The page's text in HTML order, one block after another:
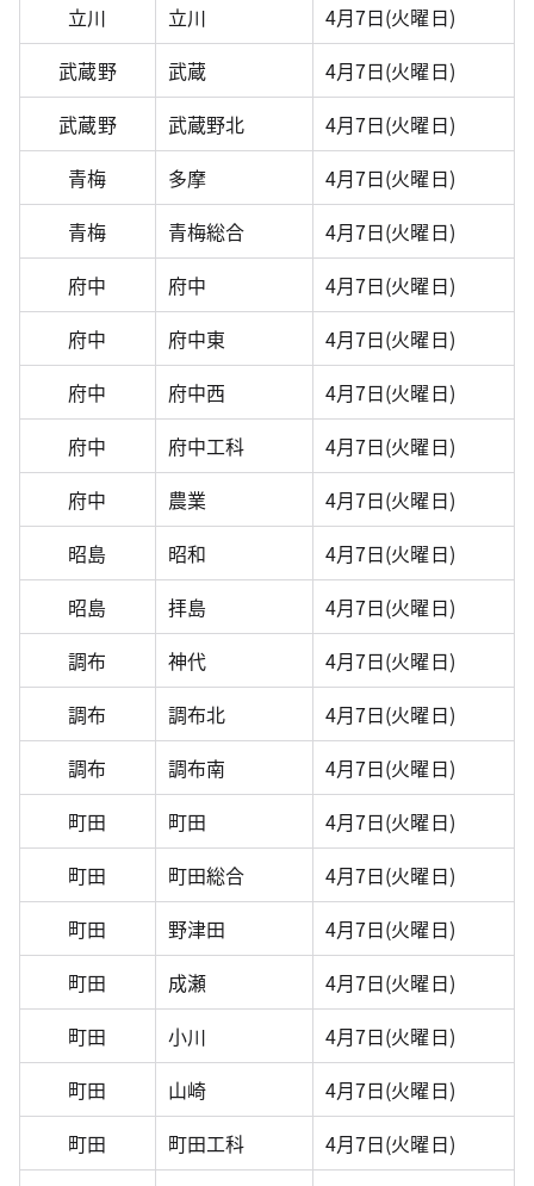
立川
立川
4月7日(火曜日)
武蔵野
武蔵
4月7日(火曜日)
武蔵野
武蔵野北
4月7日(火曜日)
青梅
多摩
4月7日(火曜日)
青梅
青梅総合
4月7日(火曜日)
府中
府中
4月7日(火曜日)
府中
府中東
4月7日(火曜日)
府中
府中西
4月7日(火曜日)
府中
府中工科
4月7日(火曜日)
府中
農業
4月7日(火曜日)
昭島
昭和
4月7日(火曜日)
昭島
拝島
4月7日(火曜日)
調布
神代
4月7日(火曜日)
調布
調布北
4月7日(火曜日)
調布
調布南
4月7日(火曜日)
町田
町田
4月7日(火曜日)
町田
町田総合
4月7日(火曜日)
町田
野津田
4月7日(火曜日)
町田
成瀬
4月7日(火曜日)
町田
小川
4月7日(火曜日)
町田
山崎
4月7日(火曜日)
町田
町田工科
4月7日(火曜日)